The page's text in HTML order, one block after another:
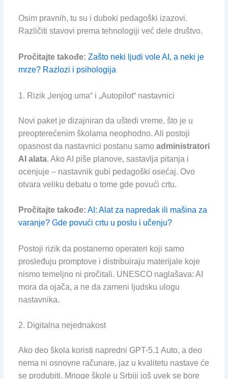
Osim pravnih, tu su i duboki pedagoški izazovi.
Različiti stavovi prema tehnologiji već dele društvo.
Pročitajte takođe: Zašto neki ljudi vole AI, a neki je
mrze? Razlozi i psihologija
1. Rizik „lenjog uma“ i „Autopilot“ nastavnici
Novi paket je dizajniran da uštedi vreme, što je u
preopterećenim školama neophodno. Ali postoji
opasnost da nastavnici postanu samo administratori
AI alata. Ako AI piše planove, sastavlja pitanja i
ocenjuje – nastavnik gubi pedagoški osećaj. Ovo
otvara veliku debatu o tome gde povući crtu.
Pročitajte takođe: AI: Alat za napredak ili mašina za
varanje? Gde povući crtu u poslu i učenju?
Postoji rizik da postanemo operateri koji samo
prosleđuju promptove i distribuiraju materijale koje
nismo temeljno ni pročitali. UNESCO naglašava: AI
mora da ojača, a ne da zameni ljudsku ulogu
nastavnika.
2. Digitalna nejednakost
Ako deo škola koristi napredni GPT-5.1 Auto, a deo
nema ni osnovne računare, jaz u kvalitetu nastave će
se produbiti. Mnoge škole u Srbiji još uvek se bore